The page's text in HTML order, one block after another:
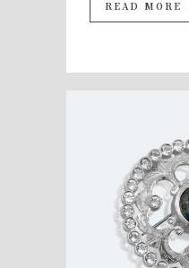
READ MORE